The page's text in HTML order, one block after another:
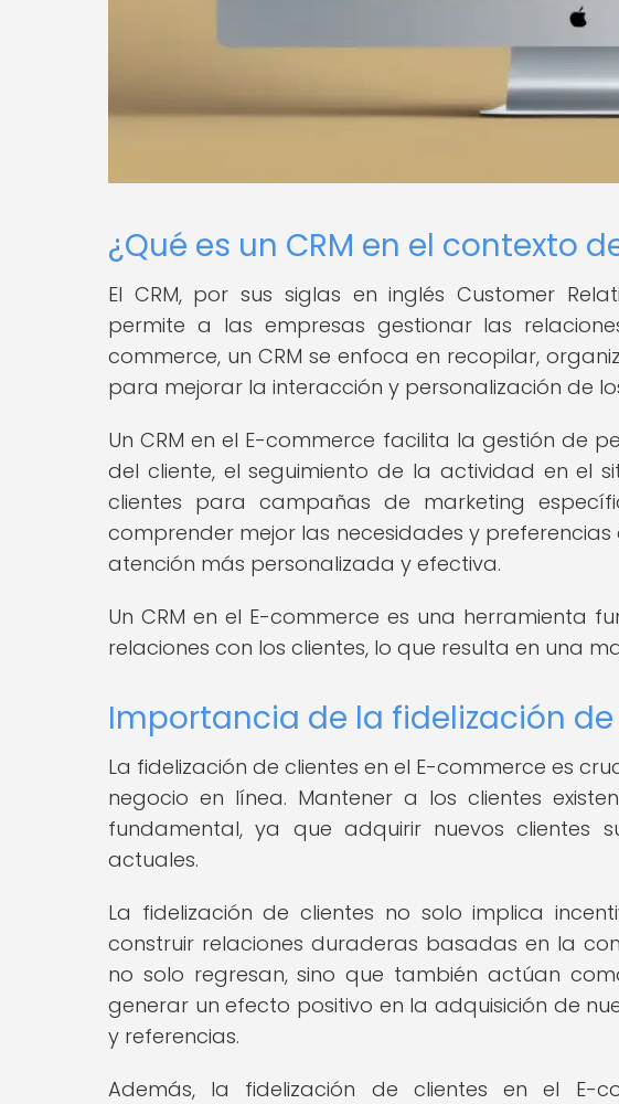
¿Qué es un CRM en el contexto
El CRM, por sus siglas en inglés Customer
permite a las empresas gestionar las
commerce, un CRM se enfoca en recopilar,
para mejorar la interacción y personalización de
Un CRM en el E-commerce facilita la gestión de
del cliente, el seguimiento de la actividad en el
clientes para campañas de marketing
comprender mejor las necesidades y preferencias
atención más personalizada y efectiva.
Un CRM en el E-commerce es una herramienta
relaciones con los clientes, lo que resulta en una
Importancia de la fidelización
La fidelización de clientes en el E-commerce es
negocio en línea. Mantener a los clientes
fundamental, ya que adquirir nuevos clientes
actuales.
La fidelización de clientes no solo implica
construir relaciones duraderas basadas en la
no solo regresan, sino que también actúan
generar un efecto positivo en la adquisición de
y referencias.
Además, la fidelización de clientes en el E-